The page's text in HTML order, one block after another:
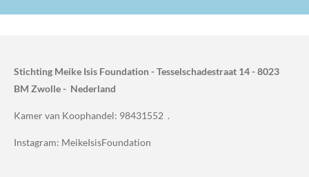
Stichting Meike Isis Foundation - Tesselschadestraat 14 - 8023
BM Zwolle - Nederland
Kamer van Koophandel: 98431552 .
Instagram: MeikeIsisFoundation